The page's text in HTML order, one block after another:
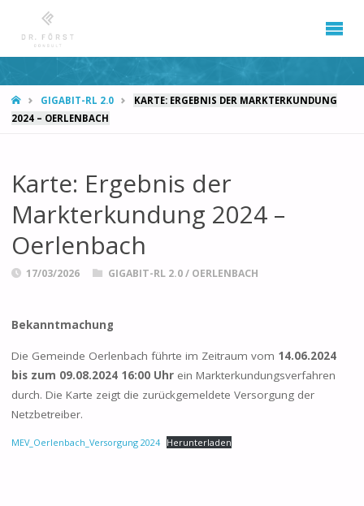
STARTGIGABIT-RL 2.0
KARTE: ERGEBNIS DER MARKTERKUNDUNG
2024 – OERLENBACH
Karte: Ergebnis der
Markterkundung 2024 –
Oerlenbach
17/03/2026 GIGABIT-RL 2.0/ OERLENBACH
Bekanntmachung
Die Gemeinde Oerlenbach führte im Zeitraum vom 14.06.2024
bis zum 09.08.2024 16:00 Uhrein Markterkundungsverfahren
durch. Die Karte zeigt die zurückgemeldete Versorgung der
Netzbetreiber.
MEV_Oerlenbach_Versorgung 2024 Herunterladen